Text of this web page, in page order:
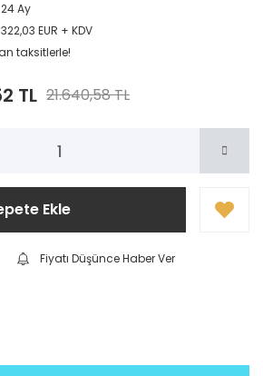
24 Ay
322,03 EUR + KDV
taksitlerle!
TL 21.640,58 TL
Ekle
Fiyatı Düşünce Haber Ver